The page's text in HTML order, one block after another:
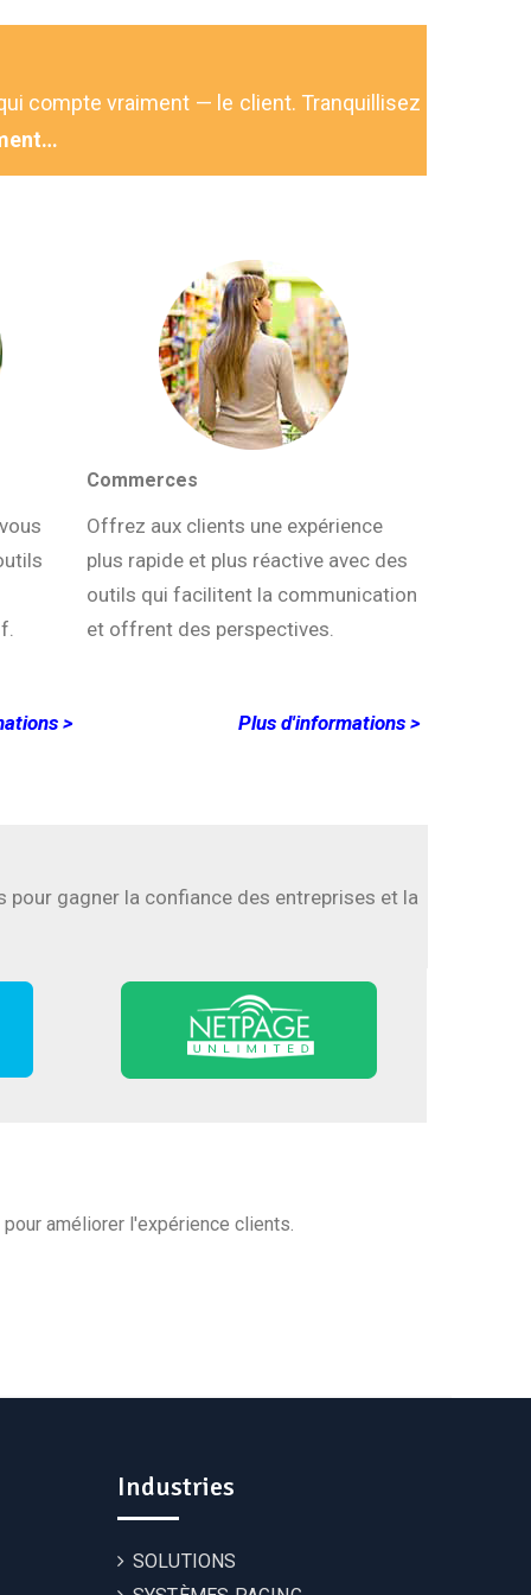
compte vraiment — le client. Tranquillisez
Commerces
Offrez aux clients une expérience
plus rapide et plus réactive avec des
outils qui facilitent la communication
et offrent des perspectives.
> Plus d'informations >
gagner la confiance des entreprises et la
améliorer l'expérience clients.
Industries
SOLUTIONS